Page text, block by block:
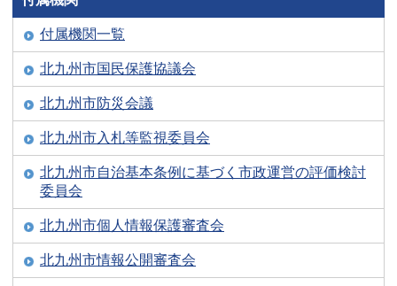
付属機関一覧
北九州市国民保護協議会
北九州市防災会議
北九州市入札等監視委員会
北九州市自治基本条例に基づく市政運営の評価検討
委員会
北九州市個人情報保護審査会
北九州市情報公開審査会